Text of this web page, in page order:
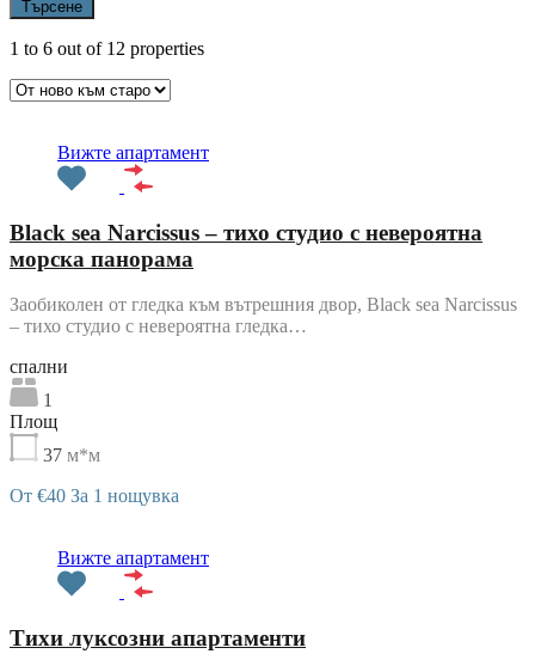
Търсене
1 to 6 out of 12 properties
Вижте апартамент
Black sea Narcissus – тихо студио с невероятна
морска панорама
Заобиколен от гледка към вътрешния двор, Black sea Narcissus
– тихо студио с невероятна гледка…
cпални
1
Площ
37 м*м
От €40 За 1 нощувка
Вижте апартамент
Тихи луксозни апартаменти